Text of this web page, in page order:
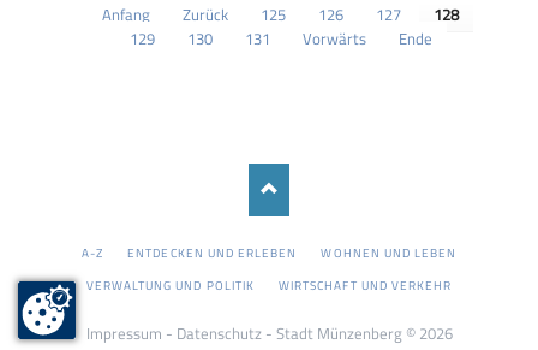
Anfang Zurück 125 126 127
128
129
130 131 Vorwärts Ende
NAVIGATION
A-Z ENTDECKEN UND ERLEBEN
WOHNEN UND LEBEN
VERWALTUNG UND POLITIK
WIRTSCHAFT UND VERKEHR
Impressum - Datenschutz- Stadt Münzenberg © 2026